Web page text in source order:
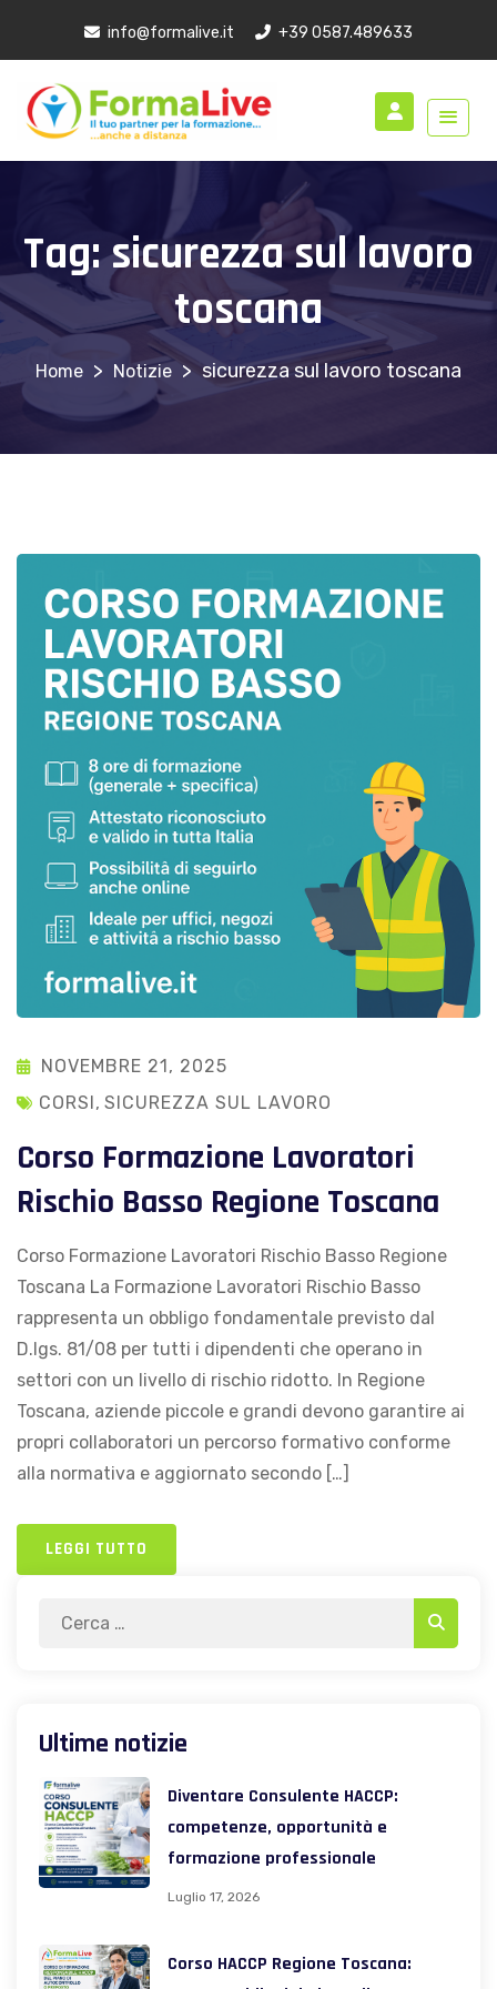
info@formalive.it +39 0587.489633
Tag:sicurezza sul lavoro
toscana
> Notizie > sicurezza sul lavoro toscana
NOVEMBRE 21, 2025
CORSI , SICUREZZA SUL LAVORO
Corso Formazione Lavoratori
Rischio Basso Regione Toscana
Corso Formazione Lavoratori Rischio Basso Regione
Toscana La Formazione Lavoratori Rischio Basso
rappresenta un obbligo fondamentale previsto dal
D.lgs. 81/08 per tutti i dipendenti che operano in
settori con un livello di rischio ridotto. In Regione
Toscana, aziende piccole e grandi devono garantire ai
propri collaboratori un percorso formativo conforme
alla normativa e aggiornato secondo […]
LEGGI TUTTO
Search
Search
Ultime notizie
Diventare Consulente HACCP:
competenze, opportunità e
formazione professionale
Luglio 17, 2026
Corso HACCP Regione Toscana: